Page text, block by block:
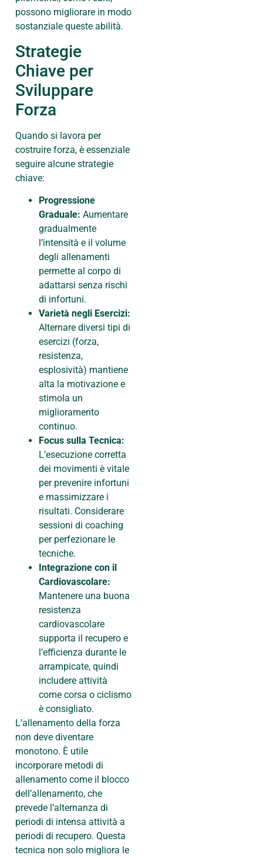
possono migliorare in modo
sostanziale queste abilità.
Strategie
Chiave per
Sviluppare
Forza
Quando si lavora per
costruire forza, è essenziale
seguire alcune strategie
chiave:
Progressione
Graduale: Aumentare
gradualmente
l’intensità e il volume
degli allenamenti
permette al corpo di
adattarsi senza rischi
di infortuni.
Varietà negli Esercizi:
Alternare diversi tipi di
esercizi (forza,
resistenza,
esplosività) mantiene
alta la motivazione e
stimola un
miglioramento
continuo.
Focus sulla Tecnica:
L’esecuzione corretta
dei movimenti è vitale
per prevenire infortuni
e massimizzare i
risultati. Considerare
sessioni di coaching
per perfezionare le
tecniche.
Integrazione con il
Cardiovascolare:
Mantenere una buona
resistenza
cardiovascolare
supporta il recupero e
l’efficienza durante le
arrampicate, quindi
includere attività
come corsa o ciclismo
è consigliato.
L’allenamento della forza
non deve diventare
monotono. È utile
incorporare metodi di
allenamento come il blocco
dell’allenamento, che
prevede l’alternanza di
periodi di intensa attività a
periodi di recupero. Questa
tecnica non solo migliora le